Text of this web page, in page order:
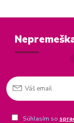
Súhlasím so